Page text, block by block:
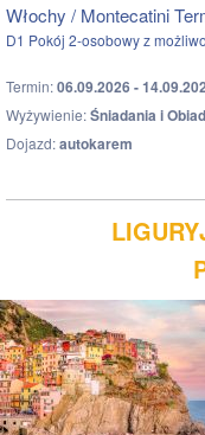
Włochy / Montecatini
D1 Pokój 2-osobowy z
Termin:06.09.2026 -
Wyżywienie:Śniadania i
Dojazd:autokarem